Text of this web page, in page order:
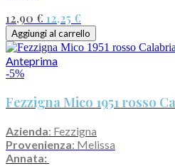
12,90 € 12,25 €
Aggiungi al carrello
Anteprima
-5%
Fezzigna Mico 1951 rosso
Azienda: Fezzigna
Provenienza: Melissa
Annata: